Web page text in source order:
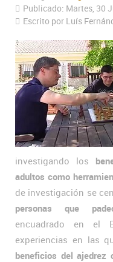
Publicado: Martes, 30
Escrito por Luís
investigando los
adultos como
de investigación se
personas que
encuadrado en el
experiencias en las
beneficios del ajedrez